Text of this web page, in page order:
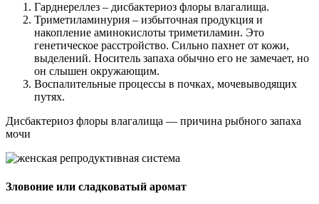
Гарднереллез – дисбактериоз флоры влагалища.
Триметиламинурия – избыточная продукция и
накопление аминокислоты триметиламин. Это
генетическое расстройство. Сильно пахнет от кожи,
выделений. Носитель запаха обычно его не замечает, но
он слышен окружающим.
Воспалительные процессы в почках, мочевыводящих
путях.
Дисбактериоз флоры влагалища — причина рыбного запаха
мочи
Зловоние или сладковатый аромат